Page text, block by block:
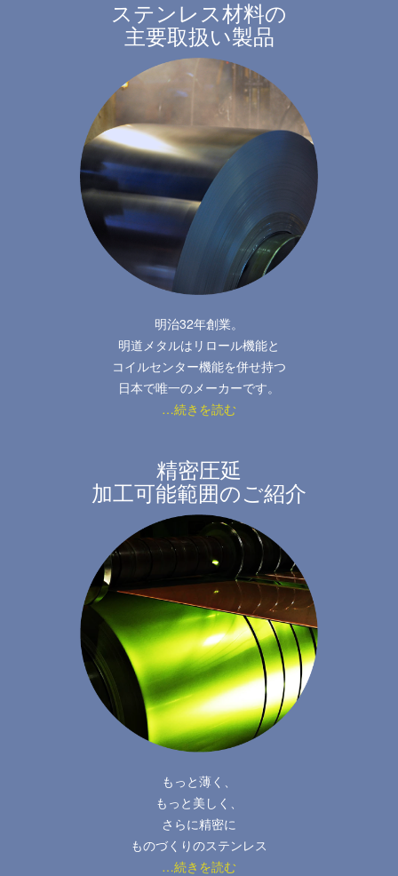
ステンレス材料の
主要取扱い製品
明治32年創業。
明道メタルはリロール機能と
コイルセンター機能を併せ持つ
日本で唯一のメーカーです。
…続きを読む
精密圧延
加工可能範囲のご紹介
もっと薄く、
もっと美しく、
さらに精密に
ものづくりのステンレス
…続きを読む